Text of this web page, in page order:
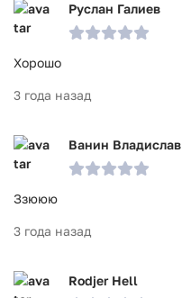
Руслан Галиев
Хорошо
3 года назад
Ванин Владислав
Ззююю
3 года назад
Rodjer Hell